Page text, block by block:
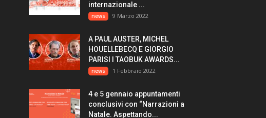
internazionale ...
news 9 Marzo 2022
A PAUL AUSTER, MICHEL
HOUELLEBECQ E GIORGIO
PARISI I TAOBUK AWARDS...
news 1 Febbraio 2022
4 e 5 gennaio appuntamenti
conclusivi con “Narrazioni a
Natale. Aspettando...